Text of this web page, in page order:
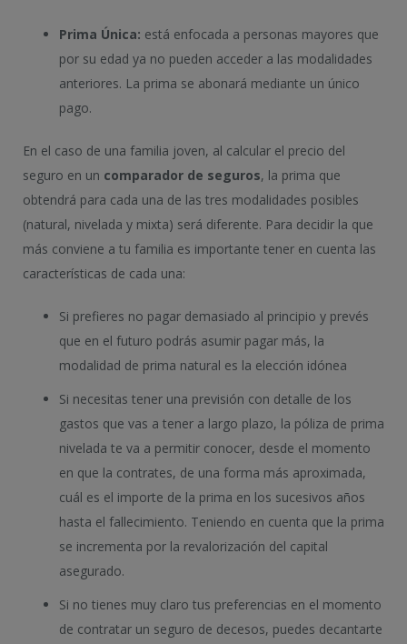
Prima Única: está enfocada a personas mayores que
por su edad ya no pueden acceder a las modalidades
anteriores. La prima se abonará mediante un único
pago.
En el caso de una familia joven, al calcular el precio del
seguro en un comparador de seguros, la prima que
obtendrá para cada una de las tres modalidades posibles
(natural, nivelada y mixta) será diferente. Para decidir la que
más conviene a tu familia es importante tener en cuenta las
características de cada una:
Si prefieres no pagar demasiado al principio y prevés
que en el futuro podrás asumir pagar más, la
modalidad de prima natural es la elección idónea
Si necesitas tener una previsión con detalle de los
gastos que vas a tener a largo plazo, la póliza de prima
nivelada te va a permitir conocer, desde el momento
en que la contrates, de una forma más aproximada,
cuál es el importe de la prima en los sucesivos años
hasta el fallecimiento. Teniendo en cuenta que la prima
se incrementa por la revalorización del capital
asegurado.
Si no tienes muy claro tus preferencias en el momento
de contratar un seguro de decesos, puedes decantarte